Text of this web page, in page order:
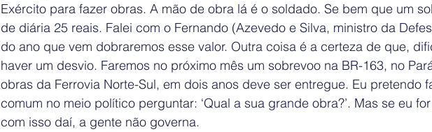
Exército para fazer obras. A mão de obra lá é o soldado. Se bem que um
de diária 25 reais. Falei com o Fernando (Azevedo e Silva, ministro da
do ano que vem dobraremos esse valor. Outra coisa é a certeza de que,
haver um desvio. Faremos no próximo mês um sobrevoo na BR-163, no
obras da Ferrovia Norte-Sul, em dois anos deve ser entregue. Eu pretendo
comum no meio político perguntar: ‘Qual a sua grande obra?’. Mas se eu
com isso daí, a gente não governa.